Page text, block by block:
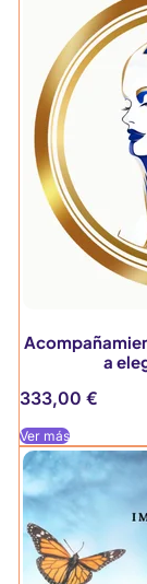
a
333,00 €
Ver más